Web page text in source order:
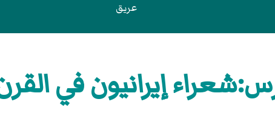
عريق
إيرانيون في القرن